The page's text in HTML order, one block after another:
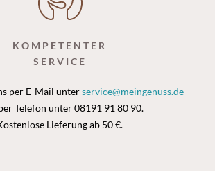
KOMPETENTER
SERVICE
per E-Mail unterservice@meingenuss.de
Telefon unter 08191 91 80 90.
Lieferung ab 50 €.